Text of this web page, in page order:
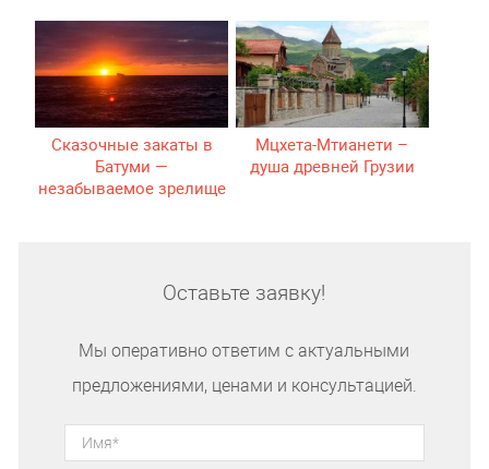
Сказочные закаты в
Батуми —
незабываемое зрелище
Мцхета-Мтианети –
душа древней Грузии
Оставьте заявку!
Мы оперативно ответим с актуальными
предложениями, ценами и консультацией.